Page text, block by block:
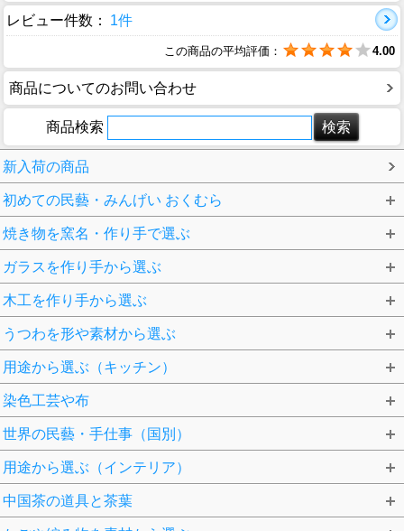
レビュー件数：
1件
この商品の平均評価： 4.00
商品についてのお問い合わせ
商品検索
新入荷の商品
初めての民藝・みんげい おくむら
焼き物を窯名・作り手で選ぶ
ガラスを作り手から選ぶ
木工を作り手から選ぶ
うつわを形や素材から選ぶ
用途から選ぶ（キッチン）
染色工芸や布
世界の民藝・手仕事（国別）
用途から選ぶ（インテリア）
中国茶の道具と茶葉